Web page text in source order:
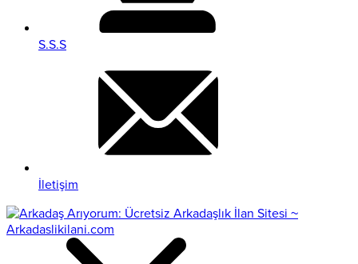
S.S.S
İletişim